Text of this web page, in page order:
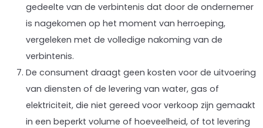
gedeelte van de verbintenis dat door de ondernemer
is nagekomen op het moment van herroeping,
vergeleken met de volledige nakoming van de
verbintenis.
De consument draagt geen kosten voor de uitvoering
van diensten of de levering van water, gas of
elektriciteit, die niet gereed voor verkoop zijn gemaakt
in een beperkt volume of hoeveelheid, of tot levering